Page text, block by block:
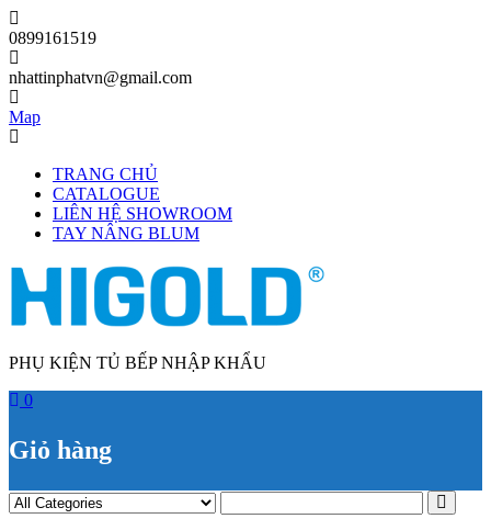
Skip
to
content
0899161519
nhattinphatvn@gmail.com
Map
TRANG CHỦ
CATALOGUE
LIÊN HỆ SHOWROOM
TAY NÂNG BLUM
PHỤ KIỆN TỦ BẾP NHẬP KHẨU
0
Giỏ hàng